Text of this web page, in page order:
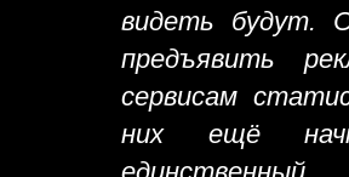
видеть будут.
предъявить
сервисам
них ещё